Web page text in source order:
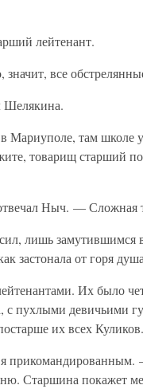
лейтенант.
все
там школе
товарищ старший
Ныч. — Сложная
лишь замутившимся
застонала от горя
Их было
с пухлыми девичьими
их всех Куликов.
Старшина покажет